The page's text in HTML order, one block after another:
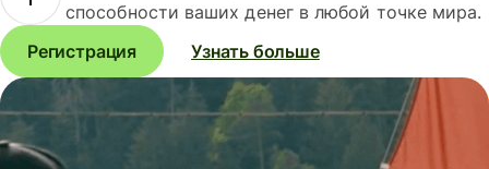
способности ваших денег в любой точке мира.
Регистрация
Узнать больше